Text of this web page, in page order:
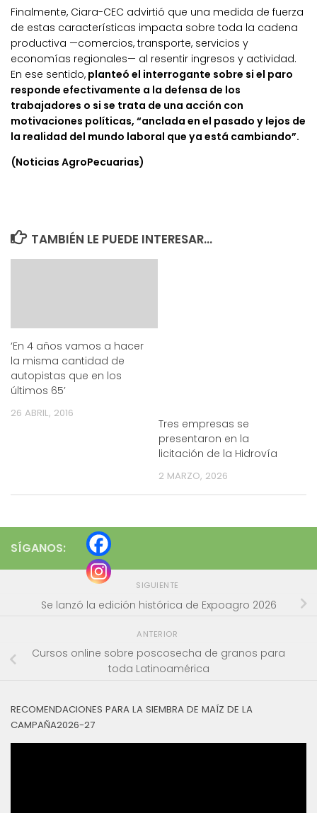
Finalmente, Ciara-CEC advirtió que una medida de fuerza
de estas características impacta sobre toda la cadena
productiva —comercios, transporte, servicios y
economías regionales— al resentir ingresos y actividad.
En ese sentido, planteó el interrogante sobre si el paro
responde efectivamente a la defensa de los
trabajadores o si se trata de una acción con
motivaciones políticas, “anclada en el pasado y lejos de
la realidad del mundo laboral que ya está cambiando”.
(Noticias AgroPecuarias)
TAMBIÉN LE PUEDE INTERESAR...
‘En 4 años vamos a hacer
la misma cantidad de
autopistas que en los
últimos 65’
26 ABRIL, 2016
Tres empresas se
presentaron en la
licitación de la Hidrovía
2 MARZO, 2026
SÍGANOS:
SIGUIENTE
Se lanzó la edición histórica de Expoagro 2026
ANTERIOR
Cursos online sobre poscosecha de granos para
toda Latinoamérica
RECOMENDACIONES PARA LA SIEMBRA DE MAÍZ DE LA
CAMPAÑA2026-27